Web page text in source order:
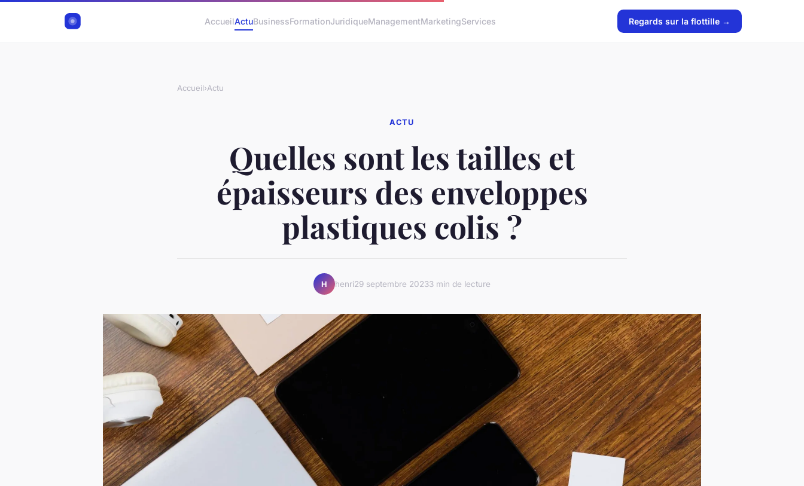
AccueilActuBusinessFormationJuridiqueManagementMarketingServices Regards sur la flottille →
Accueil›Actu
ACTU
Quelles sont les tailles et
épaisseurs des enveloppes
plastiques colis ?
H henri29 septembre 20233 min de lecture